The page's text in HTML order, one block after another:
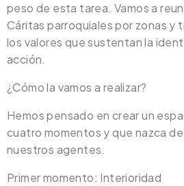
peso de esta tarea. Vamos a
Cáritas parroquiales por zonas y
los valores que sustentan la
acción.
¿Cómo la vamos a realizar?
Hemos pensado en crear un
cuatro momentos y que nazca
nuestros agentes.
Primer momento: Interioridad